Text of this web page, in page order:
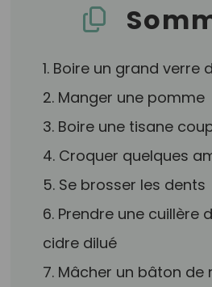
1. Boire un grand verre
2. Manger une pomme
3. Boire une tisane
4. Croquer quelques
5. Se brosser les dents
6. Prendre une cuillère
cidre dilué
7. Mâcher un bâton de